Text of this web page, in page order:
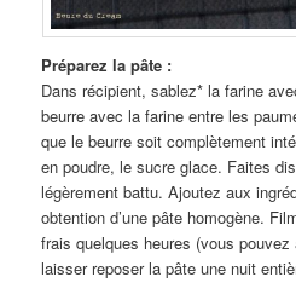
Préparez la pâte :
Dans récipient, sablez* la farine
beurre avec la farine entre les
que le beurre soit complètement
en poudre, le sucre glace. Faites
légèrement battu. Ajoutez aux
obtention d’une pâte homogène.
frais quelques heures (vous
laisser reposer la pâte une nuit